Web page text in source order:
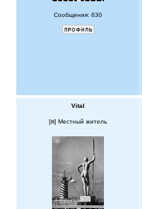
Сообщения: 630
Vital
[ ] Местный житель